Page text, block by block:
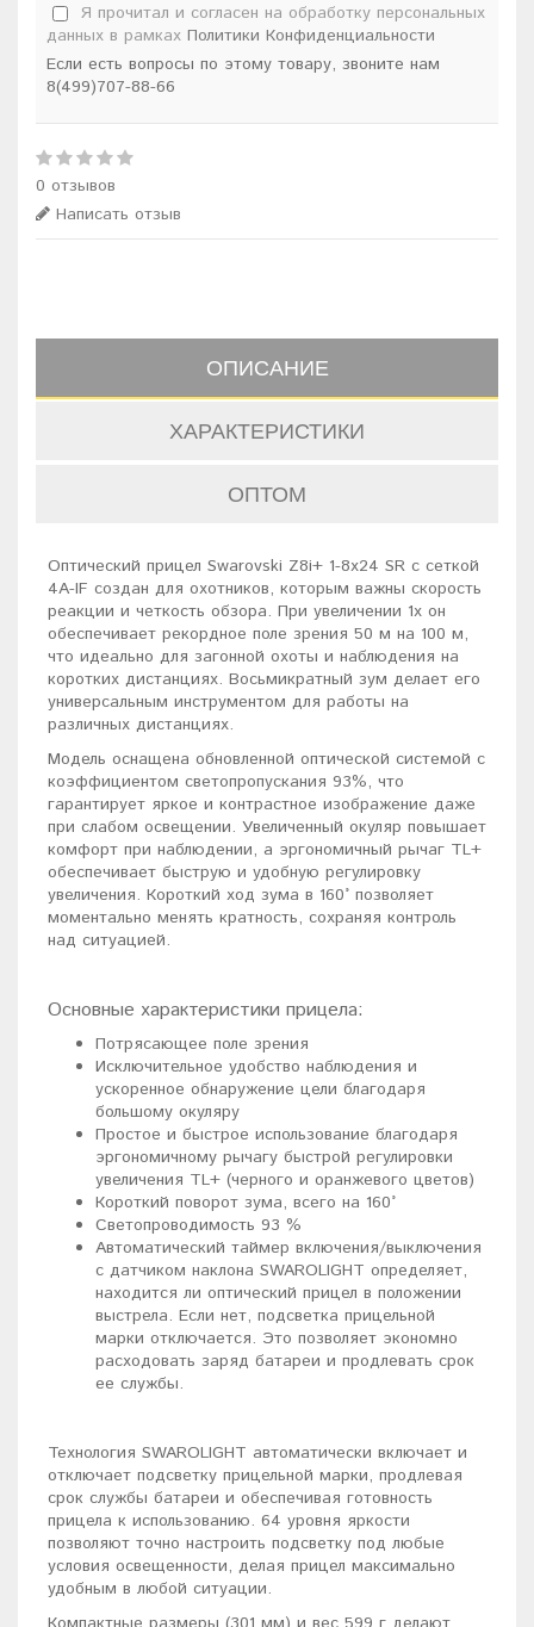
Я прочитал и согласен на обработку персональных
данных в рамках Политики Конфиденциальности
Если есть вопросы по этому товару, звоните нам
8(499)707-88-66
0 отзывов
Написать отзыв
ОПИСАНИЕ
ХАРАКТЕРИСТИКИ
ОПТОМ
Оптический прицел Swarovski Z8i+ 1-8x24 SR с сеткой
4A-IF создан для охотников, которым важны скорость
реакции и четкость обзора. При увеличении 1x он
обеспечивает рекордное поле зрения 50 м на 100 м,
что идеально для загонной охоты и наблюдения на
коротких дистанциях. Восьмикратный зум делает его
универсальным инструментом для работы на
различных дистанциях.
Модель оснащена обновленной оптической системой с
коэффициентом светопропускания 93%, что
гарантирует яркое и контрастное изображение даже
при слабом освещении. Увеличенный окуляр повышает
комфорт при наблюдении, а эргономичный рычаг TL+
обеспечивает быструю и удобную регулировку
увеличения. Короткий ход зума в 160° позволяет
моментально менять кратность, сохраняя контроль
над ситуацией.
Основные характеристики прицела:
Потрясающее поле зрения
Исключительное удобство наблюдения и
ускоренное обнаружение цели благодаря
большому окуляру
Простое и быстрое использование благодаря
эргономичному рычагу быстрой регулировки
увеличения TL+ (черного и оранжевого цветов)
Короткий поворот зума, всего на 160°
Светопроводимость 93 %
Автоматический таймер включения/выключения
с датчиком наклона SWAROLIGHT определяет,
находится ли оптический прицел в положении
выстрела. Если нет, подсветка прицельной
марки отключается. Это позволяет экономно
расходовать заряд батареи и продлевать срок
ее службы.
Технология SWAROLIGHT автоматически включает и
отключает подсветку прицельной марки, продлевая
срок службы батареи и обеспечивая готовность
прицела к использованию. 64 уровня яркости
позволяют точно настроить подсветку под любые
условия освещенности, делая прицел максимально
удобным в любой ситуации.